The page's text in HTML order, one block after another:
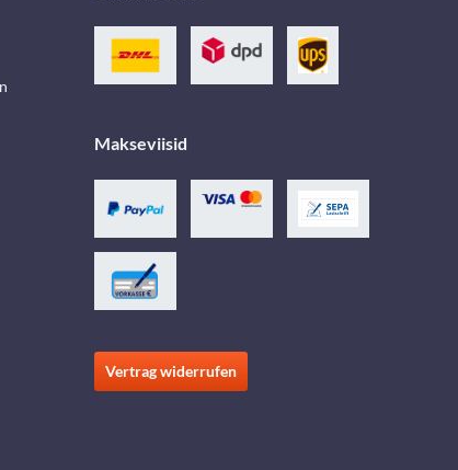
Makseviisid
Vertrag widerrufen